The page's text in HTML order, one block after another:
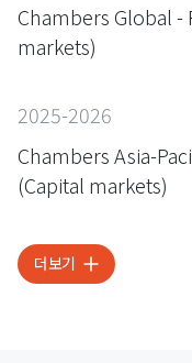
Chambers Global -
markets)
2025-2026
Chambers Asia-
(Capital markets)
더보기